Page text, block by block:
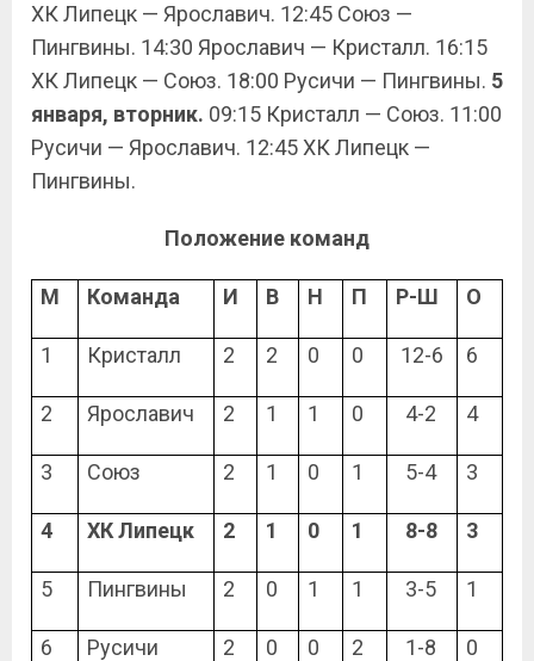
ХК Липецк — Ярославич. 12:45 Союз —
Пингвины. 14:30 Ярославич — Кристалл. 16:15
ХК Липецк — Союз. 18:00 Русичи — Пингвины. 5
января, вторник. 09:15 Кристалл — Союз. 11:00
Русичи — Ярославич. 12:45 ХК Липецк —
Пингвины.
Положение команд
М Команда И В Н П Р-Ш О
1 Кристалл 2 2 0 0 12-6 6
2 Ярославич 2 1 1 0 4-2 4
3 Союз 2 1 0 1 5-4 3
4 ХК Липецк 2 1 0 1 8-8 3
5 Пингвины 2 0 1 1 3-5 1
6 Русичи 2 0 0 2 1-8 0